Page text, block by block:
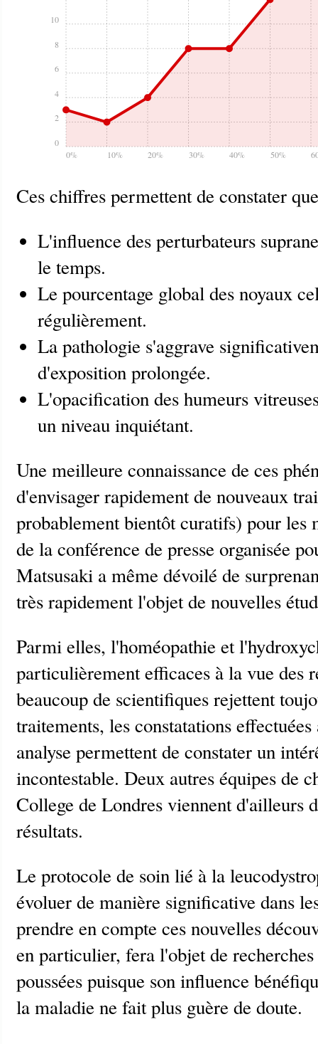
0% 10% 20% 30% 40% 50%
0
2
4
6
8
10
Ces chiffres permettent de constater
L'influence des perturbateurs
le temps.
Le pourcentage global des noyaux
régulièrement.
La pathologie s'aggrave
d'exposition prolongée.
L'opacification des humeurs
un niveau inquiétant.
Une meilleure connaissance de ces
d'envisager rapidement de nouveaux
probablement bientôt curatifs) pour les
de la conférence de presse organisée
Matsusaki a même dévoilé de
très rapidement l'objet de nouvelles
Parmi elles, l'homéopathie et
particulièrement efficaces à la vue des
beaucoup de scientifiques rejettent
traitements, les constatations
analyse permettent de constater un
incontestable. Deux autres équipes de
College de Londres viennent d'ailleurs
résultats.
Le protocole de soin lié à la
évoluer de manière significative dans
prendre en compte ces nouvelles
en particulier, fera l'objet de
poussées puisque son influence
la maladie ne fait plus guère de doute.